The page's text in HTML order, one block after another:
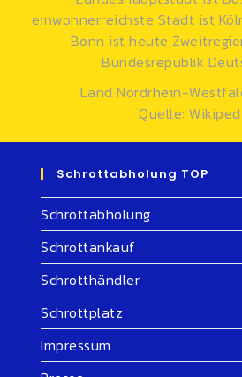
Land Nordrhein-
Quelle:
Schrottabholung TOP
Schrottabholung
Schrottankauf
Schrotthändler
Schrottplatz
Impressum